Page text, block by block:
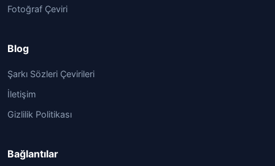
Fotoğraf Çeviri
Blog
Şarkı Sözleri Çevirileri
İletişim
Gizlilik Politikası
Bağlantılar